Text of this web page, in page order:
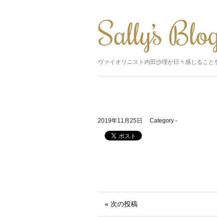
ヴァイオリニスト内田沙理が日々感じること
2019年11月25日 Category -
« 次の投稿